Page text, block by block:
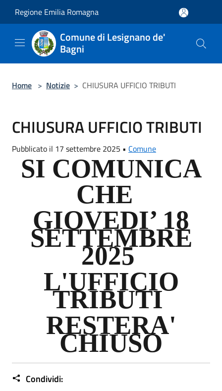
Regione Emilia Romagna
Comune di Lesignano de'
Bagni
Home > Notizie > CHIUSURA UFFICIO TRIBUTI
CHIUSURA UFFICIO TRIBUTI
Pubblicato il 17 settembre 2025 • Comune
SI COMUNICA
CHE
GIOVEDI’ 18
SETTEMBRE
2025
L'UFFICIO
TRIBUTI
RESTERA'
CHIUSO
Condividi: